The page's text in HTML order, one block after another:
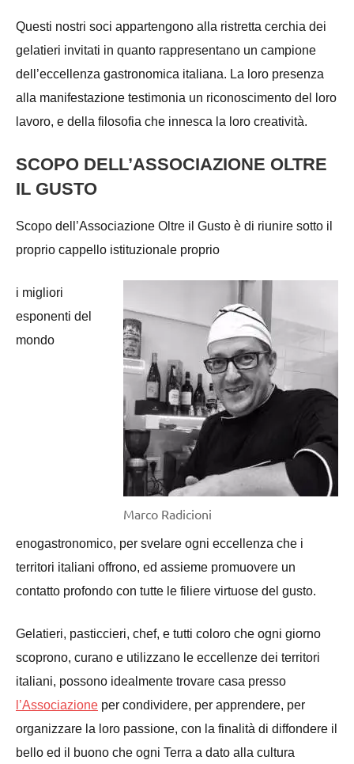
Questi nostri soci appartengono alla ristretta cerchia dei
gelatieri invitati in quanto rappresentano un campione
dell’eccellenza gastronomica italiana. La loro presenza
alla manifestazione testimonia un riconoscimento del loro
lavoro, e della filosofia che innesca la loro creatività.
SCOPO DELL’ASSOCIAZIONE OLTRE
IL GUSTO
Scopo dell’Associazione Oltre il Gusto è di riunire sotto il
proprio cappello istituzionale proprio
Marco Radicioni
i migliori
esponenti del
mondo
enogastronomico, per svelare ogni eccellenza che i
territori italiani offrono, ed assieme promuovere un
contatto profondo con tutte le filiere virtuose del gusto.
Gelatieri, pasticcieri, chef, e tutti coloro che ogni giorno
scoprono, curano e utilizzano le eccellenze dei territori
italiani, possono idealmente trovare casa presso
l’Associazione per condividere, per apprendere, per
organizzare la loro passione, con la finalità di diffondere il
bello ed il buono che ogni Terra a dato alla cultura